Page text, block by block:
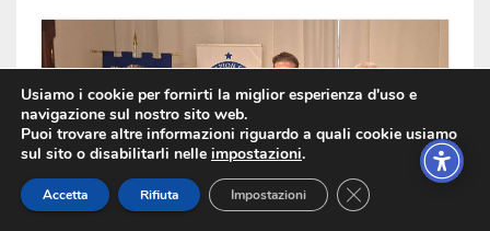
Usiamo i cookie per fornirti la miglior esperienza d'uso e
navigazione sul nostro sito web.
Puoi trovare altre informazioni riguardo a quali cookie usiamo
sul sito o disabilitarli nelle impostazioni.
Accetta Rifiuta Impostazioni Close GDPR